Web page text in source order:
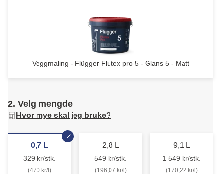
Veggmaling - Flügger Flutex pro 5 - Glans 5 - Matt
2. Velg mengde
Hvor mye skal jeg bruke?
0,7 L
329 kr/stk.
(470 kr/l)
2,8 L
549 kr/stk.
(196,07 kr/l)
9,1 L
1 549 kr/stk.
(170,22 kr/l)